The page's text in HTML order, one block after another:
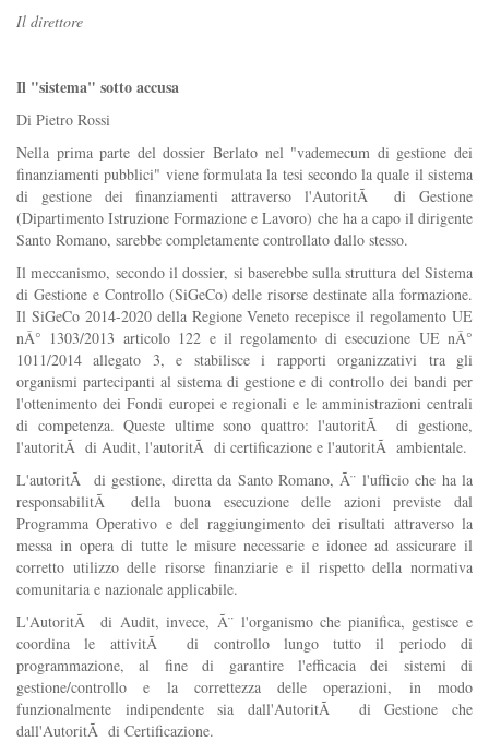
Il direttore
Il "sistema" sotto accusa
Di Pietro Rossi
Nella prima parte del dossier Berlato nel "vademecum di gestione dei
finanziamenti pubblici" viene formulata la tesi secondo la quale il sistema
di gestione dei finanziamenti attraverso l'AutoritÃ di Gestione
(Dipartimento Istruzione Formazione e Lavoro) che ha a capo il dirigente
Santo Romano, sarebbe completamente controllato dallo stesso.
Il meccanismo, secondo il dossier, si baserebbe sulla struttura del Sistema
di Gestione e Controllo (SiGeCo) delle risorse destinate alla formazione.
Il SiGeCo 2014-2020 della Regione Veneto recepisce il regolamento UE
nÂ° 1303/2013 articolo 122 e il regolamento di esecuzione UE nÂ°
1011/2014 allegato 3, e stabilisce i rapporti organizzativi tra gli
organismi partecipanti al sistema di gestione e di controllo dei bandi per
l'ottenimento dei Fondi europei e regionali e le amministrazioni centrali
di competenza. Queste ultime sono quattro: l'autoritÃ di gestione,
l'autoritÃ di Audit, l'autoritÃ di certificazione e l'autoritÃ ambientale.
L'autoritÃ di gestione, diretta da Santo Romano, Ã¨ l'ufficio che ha la
responsabilitÃ della buona esecuzione delle azioni previste dal
Programma Operativo e del raggiungimento dei risultati attraverso la
messa in opera di tutte le misure necessarie e idonee ad assicurare il
corretto utilizzo delle risorse finanziarie e il rispetto della normativa
comunitaria e nazionale applicabile.
L'AutoritÃ di Audit, invece, Ã¨ l'organismo che pianifica, gestisce e
coordina le attivitÃ di controllo lungo tutto il periodo di
programmazione, al fine di garantire l'efficacia dei sistemi di
gestione/controllo e la correttezza delle operazioni, in modo
funzionalmente indipendente sia dall'AutoritÃ di Gestione che
dall'AutoritÃ di Certificazione.